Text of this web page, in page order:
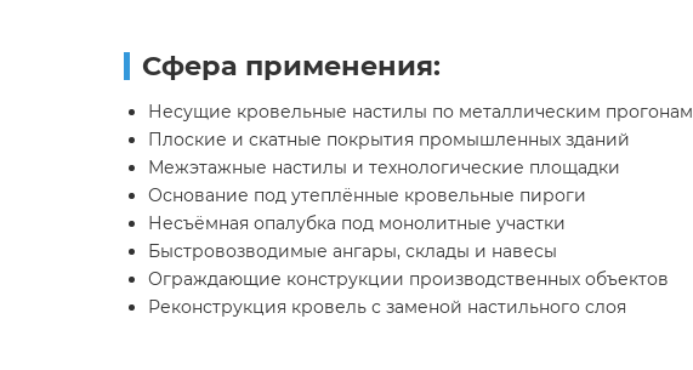
Сфера применения:
Несущие кровельные настилы по металлическим прогонам
Плоские и скатные покрытия промышленных зданий
Межэтажные настилы и технологические площадки
Основание под утеплённые кровельные пироги
Несъёмная опалубка под монолитные участки
Быстровозводимые ангары, склады и навесы
Ограждающие конструкции производственных объектов
Реконструкция кровель с заменой настильного слоя